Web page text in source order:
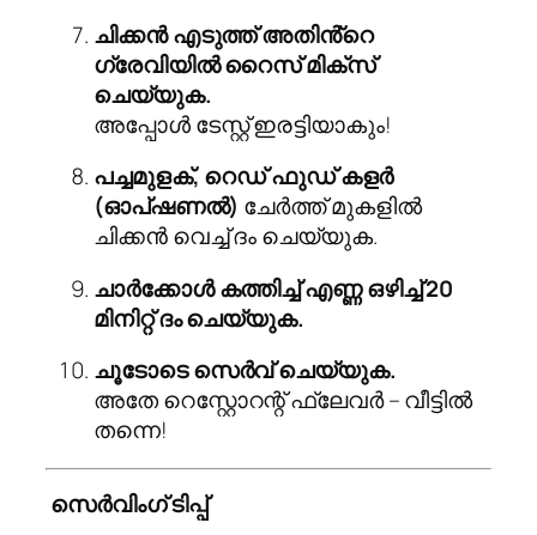
ചിക്കൻ എടുത്ത് അതിൻ്റെ
ഗ്രേവിയിൽ റൈസ് മിക്സ്
ചെയ്യുക.
അപ്പോൾ ടേസ്റ്റ് ഇരട്ടിയാകും!
പച്ചമുളക്, റെഡ് ഫുഡ് കളർ
(ഓപ്ഷണൽ) ചേർത്ത് മുകളിൽ
ചിക്കൻ വെച്ച് ദം ചെയ്യുക.
ചാർക്കോൾ കത്തിച്ച് എണ്ണ ഒഴിച്ച് 20
മിനിറ്റ് ദം ചെയ്യുക.
ചൂടോടെ സെർവ് ചെയ്യുക.
അതേ റെസ്റ്റോറന്റ് ഫ്ലേവർ – വീട്ടിൽ
തന്നെ!
സെർവിംഗ് ടിപ്പ്